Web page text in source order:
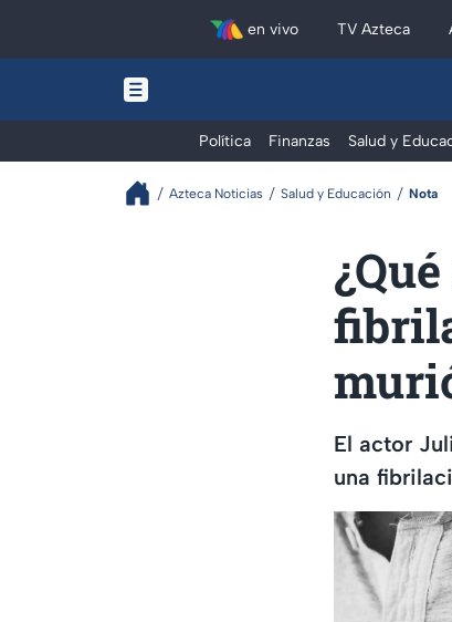
en vivo TV Azteca
Política Finanzas Salud y
Azteca Noticias Salud y Educación Nota
El actor
una